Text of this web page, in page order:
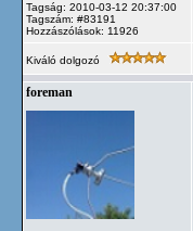
Tagság: 2010-03-12 20:37:00
Tagszám: #83191
Hozzászólások: 11926
Kiváló dolgozó
foreman